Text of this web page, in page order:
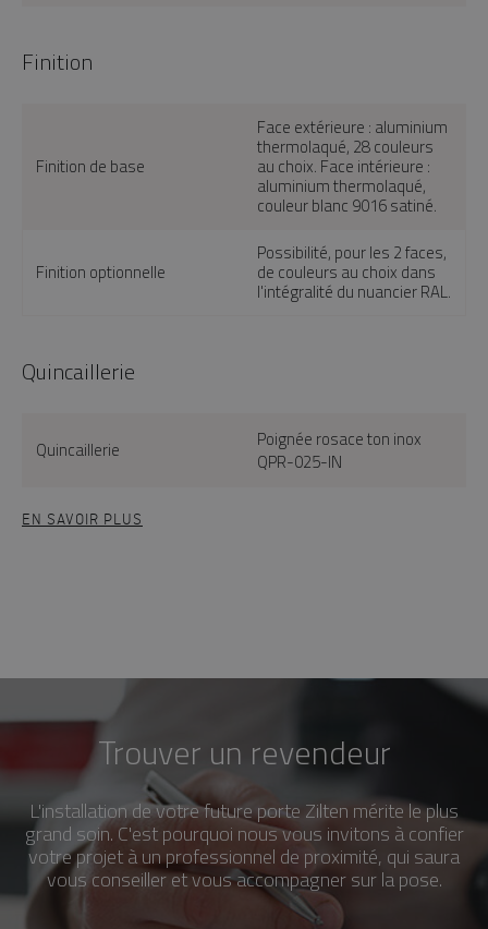
Finition
Finition de base
Face extérieure : aluminium
thermolaqué, 28 couleurs
au choix. Face intérieure :
aluminium thermolaqué,
couleur blanc 9016 satiné.
Finition optionnelle
Possibilité, pour les 2 faces,
de couleurs au choix dans
l'intégralité du nuancier RAL.
Quincaillerie
Quincaillerie Poignée rosace ton inox
QPR-025-IN
EN SAVOIR PLUS
Trouver un revendeur
L'installation de votre future porte Zilten mérite le plus
grand soin. C'est pourquoi nous vous invitons à confier
votre projet à un professionnel de proximité, qui saura
vous conseiller et vous accompagner sur la pose.